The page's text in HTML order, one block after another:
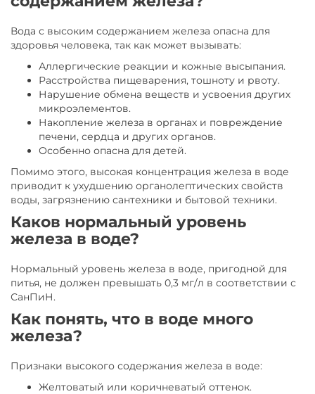
Вода с высоким содержанием железа опасна для
здоровья человека, так как может вызывать:
Аллергические реакции и кожные высыпания.
Расстройства пищеварения, тошноту и рвоту.
Нарушение обмена веществ и усвоения других
микроэлементов.
Накопление железа в органах и повреждение
печени, сердца и других органов.
Особенно опасна для детей.
Помимо этого, высокая концентрация железа в воде
приводит к ухудшению органолептических свойств
воды, загрязнению сантехники и бытовой техники.
Каков нормальный уровень
железа в воде?
Нормальный уровень железа в воде, пригодной для
питья, не должен превышать 0,3 мг/л в соответствии с
СанПиН.
Как понять, что в воде много
железа?
Признаки высокого содержания железа в воде:
Желтоватый или коричневатый оттенок.